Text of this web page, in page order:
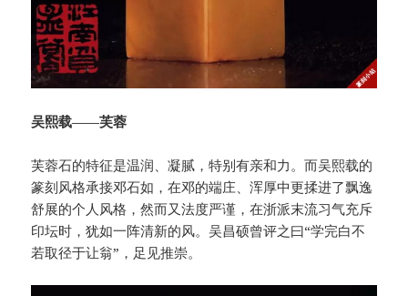
吴熙载——芙蓉
芙蓉石的特征是温润、凝腻，特别有亲和力。而吴熙载的
篆刻风格承接邓石如，在邓的端庄、浑厚中更揉进了飘逸
舒展的个人风格，然而又法度严谨，在浙派末流习气充斥
印坛时，犹如一阵清新的风。吴昌硕曾评之曰“学完白不
若取径于让翁”，足见推崇。